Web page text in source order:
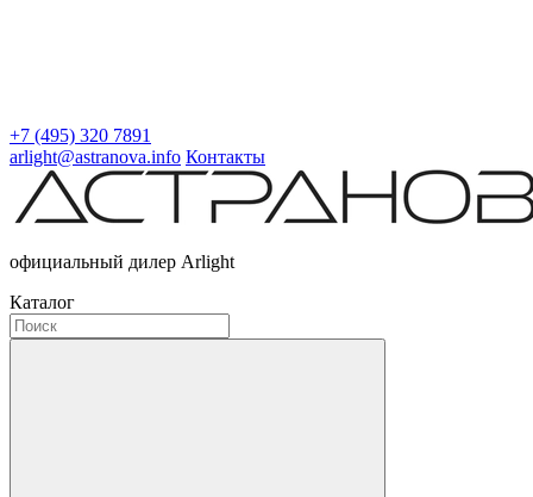
+7 (495) 320 7891
arlight@astranova.info Контакты
официальный дилер Arlight
Каталог